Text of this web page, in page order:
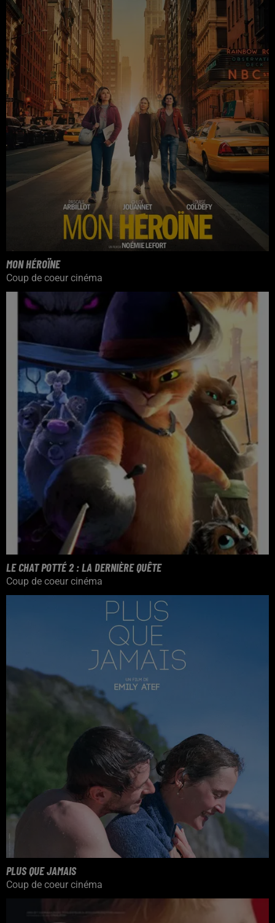
MON HÉROÏNE
Coup de coeur cinéma
LE CHAT POTTÉ 2 : LA DERNIÈRE QUÊTE
Coup de coeur cinéma
PLUS QUE JAMAIS
Coup de coeur cinéma